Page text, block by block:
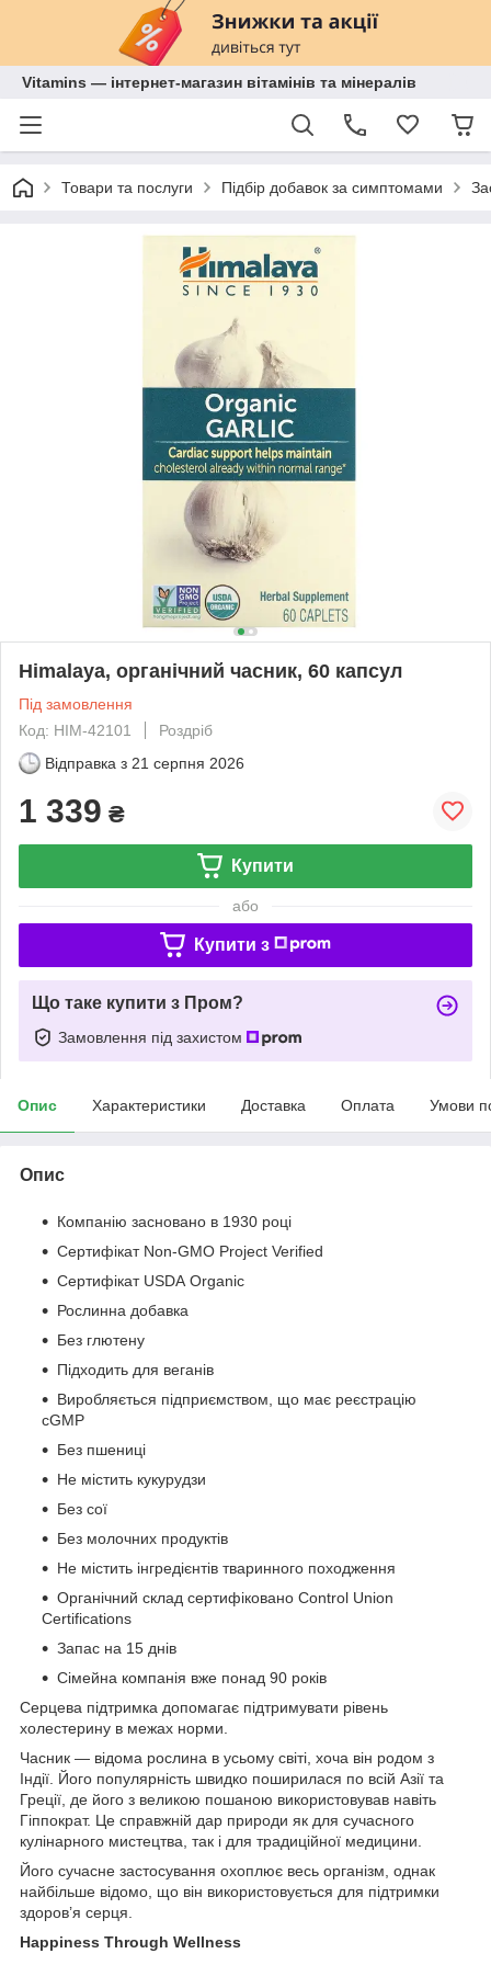
Vitamins — інтернет-магазин вітамінів та мінералів
Товари та послуги Підбір добавок за симптомами
Himalaya, органічний часник, 60 капсул
Під замовлення
Код: HIM-42101
Роздріб
Відправка з 21 серпня 2026
1 339 ₴
Купити
або
Купити з
Що таке купити з Пром?
Замовлення під захистом
Опис Характеристики Доставка Оплата Умови
Опис
Компанію засновано в 1930 році
Сертифікат Non-GMO Project Verified
Сертифікат USDA Organic
Рослинна добавка
Без глютену
Підходить для веганів
Виробляється підприємством, що має реєстрацію
cGMP
Без пшениці
Не містить кукурудзи
Без сої
Без молочних продуктів
Не містить інгредієнтів тваринного походження
Органічний склад сертифіковано Control Union
Certifications
Запас на 15 днів
Сімейна компанія вже понад 90 років
Серцева підтримка допомагає підтримувати рівень
холестерину в межах норми.
Часник — відома рослина в усьому світі, хоча він родом з
Індії. Його популярність швидко поширилася по всій Азії та
Греції, де його з великою пошаною використовував навіть
Гіппократ. Це справжній дар природи як для сучасного
кулінарного мистецтва, так і для традиційної медицини.
Його сучасне застосування охоплює весь організм, однак
найбільше відомо, що він використовується для підтримки
здоров’я серця.
Happiness Through Wellness